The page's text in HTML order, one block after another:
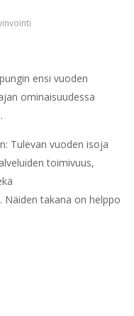
ensi vuoden
ominaisuudessa
Tulevan vuoden isoja
toimivuus,
takana on helppo